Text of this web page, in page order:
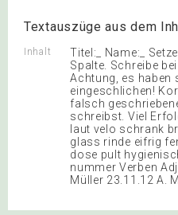
Textauszüge aus dem
Inhalt
Titel:_ Name:_
Spalte. Schreibe
Achtung, es haben
eingeschlichen!
falsch
schreibst. Viel
laut velo schrank
glass rinde eifrig
dose pult
nummer Verben
Müller 23.11.12 A.